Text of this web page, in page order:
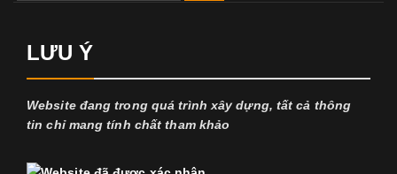
LƯU Ý
Website đang trong quá trình xây dựng, tất cả thông
tin chỉ mang tính chất tham khảo